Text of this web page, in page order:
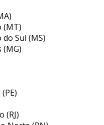
do filtro
líquidos
são utilizados em diversos
sempre onde há a
de líquidos. seus
(MT)
Sul (MS)
(MG)
(RJ)